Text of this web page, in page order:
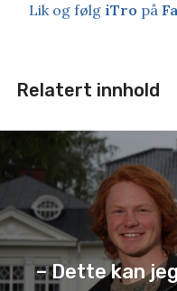
Lik og følg iTro på
Relatert innhold
– Dette kan